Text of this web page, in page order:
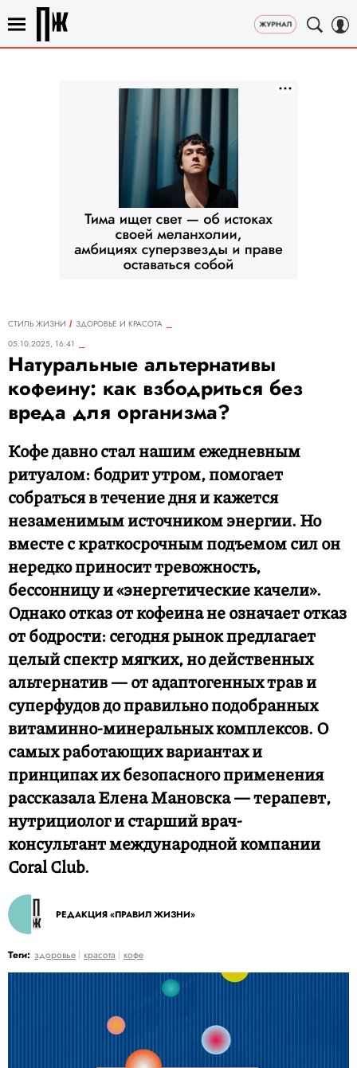
СТИЛЬ ЖИЗНИ
ЗДОРОВЬЕ И КРАСОТА
05.10.2025, 16:41
Натуральные альтернативы
кофеину: как взбодриться без
вреда для организма?
Кофе давно стал нашим ежедневным
ритуалом: бодрит утром, помогает
собраться в течение дня и кажется
незаменимым источником энергии. Но
вместе с краткосрочным подъемом сил он
нередко приносит тревожность,
бессонницу и «энергетические качели».
Однако отказ от кофеина не означает отказ
от бодрости: сегодня рынок предлагает
целый спектр мягких, но действенных
альтернатив — от адаптогенных трав и
суперфудов до правильно подобранных
витаминно-минеральных комплексов. О
самых работающих вариантах и
принципах их безопасного применения
рассказала Елена Мановска — терапевт,
нутрициолог и старший врач-
консультант международной компании
Coral Club.
РЕДАКЦИЯ «ПРАВИЛ ЖИЗНИ»
Теги: здоровье красота кофе